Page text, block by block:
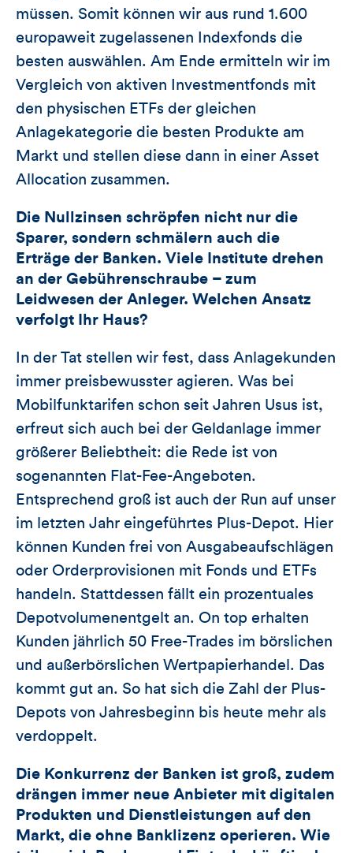
müssen. Somit können wir aus rund 1.600
europaweit zugelassenen Indexfonds die
besten auswählen. Am Ende ermitteln wir im
Vergleich von aktiven Investmentfonds mit
den physischen ETFs der gleichen
Anlagekategorie die besten Produkte am
Markt und stellen diese dann in einer Asset
Allocation zusammen.
Die Nullzinsen schröpfen nicht nur die
Sparer, sondern schmälern auch die
Erträge der Banken. Viele Institute drehen
an der Gebührenschraube – zum
Leidwesen der Anleger. Welchen Ansatz
verfolgt Ihr Haus?
In der Tat stellen wir fest, dass Anlagekunden
immer preisbewusster agieren. Was bei
Mobilfunktarifen schon seit Jahren Usus ist,
erfreut sich auch bei der Geldanlage immer
größerer Beliebtheit: die Rede ist von
sogenannten Flat-Fee-Angeboten.
Entsprechend groß ist auch der Run auf unser
im letzten Jahr eingeführtes Plus-Depot. Hier
können Kunden frei von Ausgabeaufschlägen
oder Orderprovisionen mit Fonds und ETFs
handeln. Stattdessen fällt ein prozentuales
Depotvolumenentgelt an. On top erhalten
Kunden jährlich 50 Free-Trades im börslichen
und außerbörslichen Wertpapierhandel. Das
kommt gut an. So hat sich die Zahl der Plus-
Depots von Jahresbeginn bis heute mehr als
verdoppelt.
Die Konkurrenz der Banken ist groß, zudem
drängen immer neue Anbieter mit digitalen
Produkten und Dienstleistungen auf den
Markt, die ohne Banklizenz operieren. Wie